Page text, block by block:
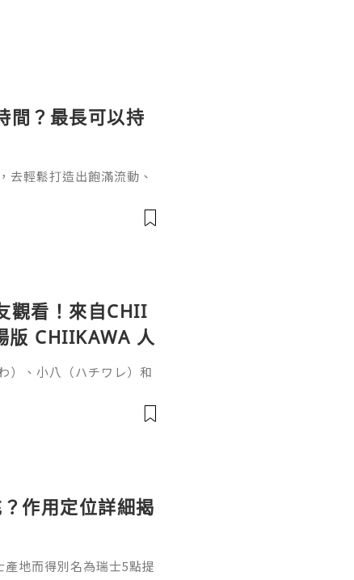
間？最長可以持
去輕鬆打造出飽滿流動、
這個問題要從它的核心成
通玻尿酸的長效再生邏輯
觀看！來自CHII
版 CHIIKAWA 人
）、小八（ハチワレ）和
（映画ちいかわ 人魚の
，突然收到一張傳單，邀
作用定位詳細揭
地而得別名為瑞士5點提